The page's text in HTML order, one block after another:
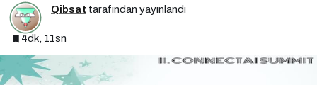
Qibsat tarafından yayınlandı
4dk, 11sn